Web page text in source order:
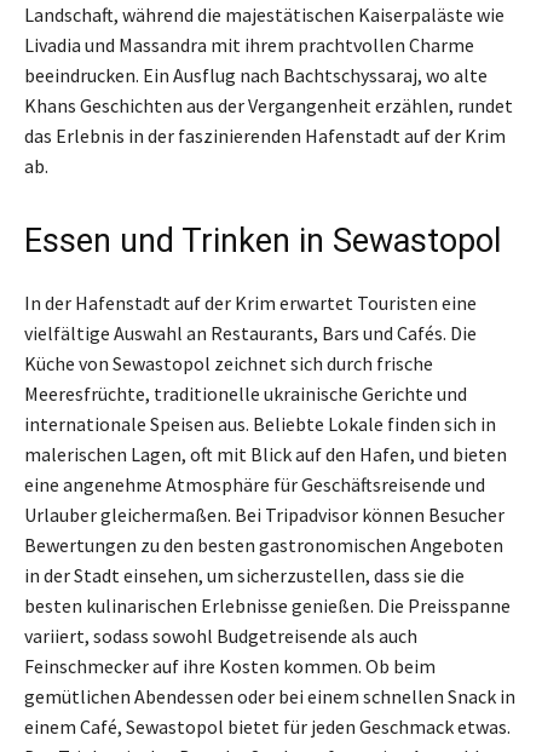
Landschaft, während die majestätischen Kaiserpaläste wie
Livadia und Massandra mit ihrem prachtvollen Charme
beeindrucken. Ein Ausflug nach Bachtschyssaraj, wo alte
Khans Geschichten aus der Vergangenheit erzählen, rundet
das Erlebnis in der faszinierenden Hafenstadt auf der Krim
ab.
Essen und Trinken in Sewastopol
In der Hafenstadt auf der Krim erwartet Touristen eine
vielfältige Auswahl an Restaurants, Bars und Cafés. Die
Küche von Sewastopol zeichnet sich durch frische
Meeresfrüchte, traditionelle ukrainische Gerichte und
internationale Speisen aus. Beliebte Lokale finden sich in
malerischen Lagen, oft mit Blick auf den Hafen, und bieten
eine angenehme Atmosphäre für Geschäftsreisende und
Urlauber gleichermaßen. Bei Tripadvisor können Besucher
Bewertungen zu den besten gastronomischen Angeboten
in der Stadt einsehen, um sicherzustellen, dass sie die
besten kulinarischen Erlebnisse genießen. Die Preisspanne
variiert, sodass sowohl Budgetreisende als auch
Feinschmecker auf ihre Kosten kommen. Ob beim
gemütlichen Abendessen oder bei einem schnellen Snack in
einem Café, Sewastopol bietet für jeden Geschmack etwas.